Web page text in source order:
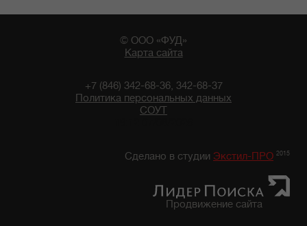
© ООО «ФУД»
Карта сайта
+7 (846) 342-68-36, 342-68-37
Политика персональных данных
СОУТ
Сделано в студии Экстил-ПРО 2015
Продвижение сайта